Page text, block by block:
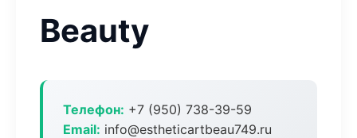
Beauty
Телефон: +7 (950) 738-39-59
Email: info@estheticartbeau749.ru